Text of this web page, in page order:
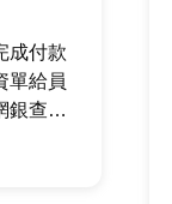
成付款
單給員
銀查詢